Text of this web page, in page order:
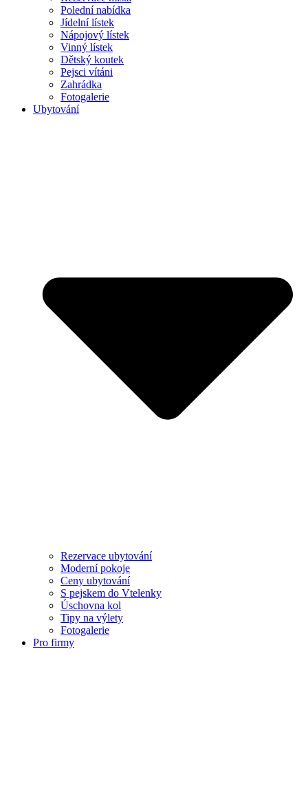
Polední nabídka
Jídelní lístek
Nápojový lístek
Vinný lístek
Dětský koutek
Pejsci vítáni
Zahrádka
Fotogalerie
Ubytování
Rezervace ubytování
Moderní pokoje
Ceny ubytování
S pejskem do Vtelenky
Úschovna kol
Tipy na výlety
Fotogalerie
Pro firmy